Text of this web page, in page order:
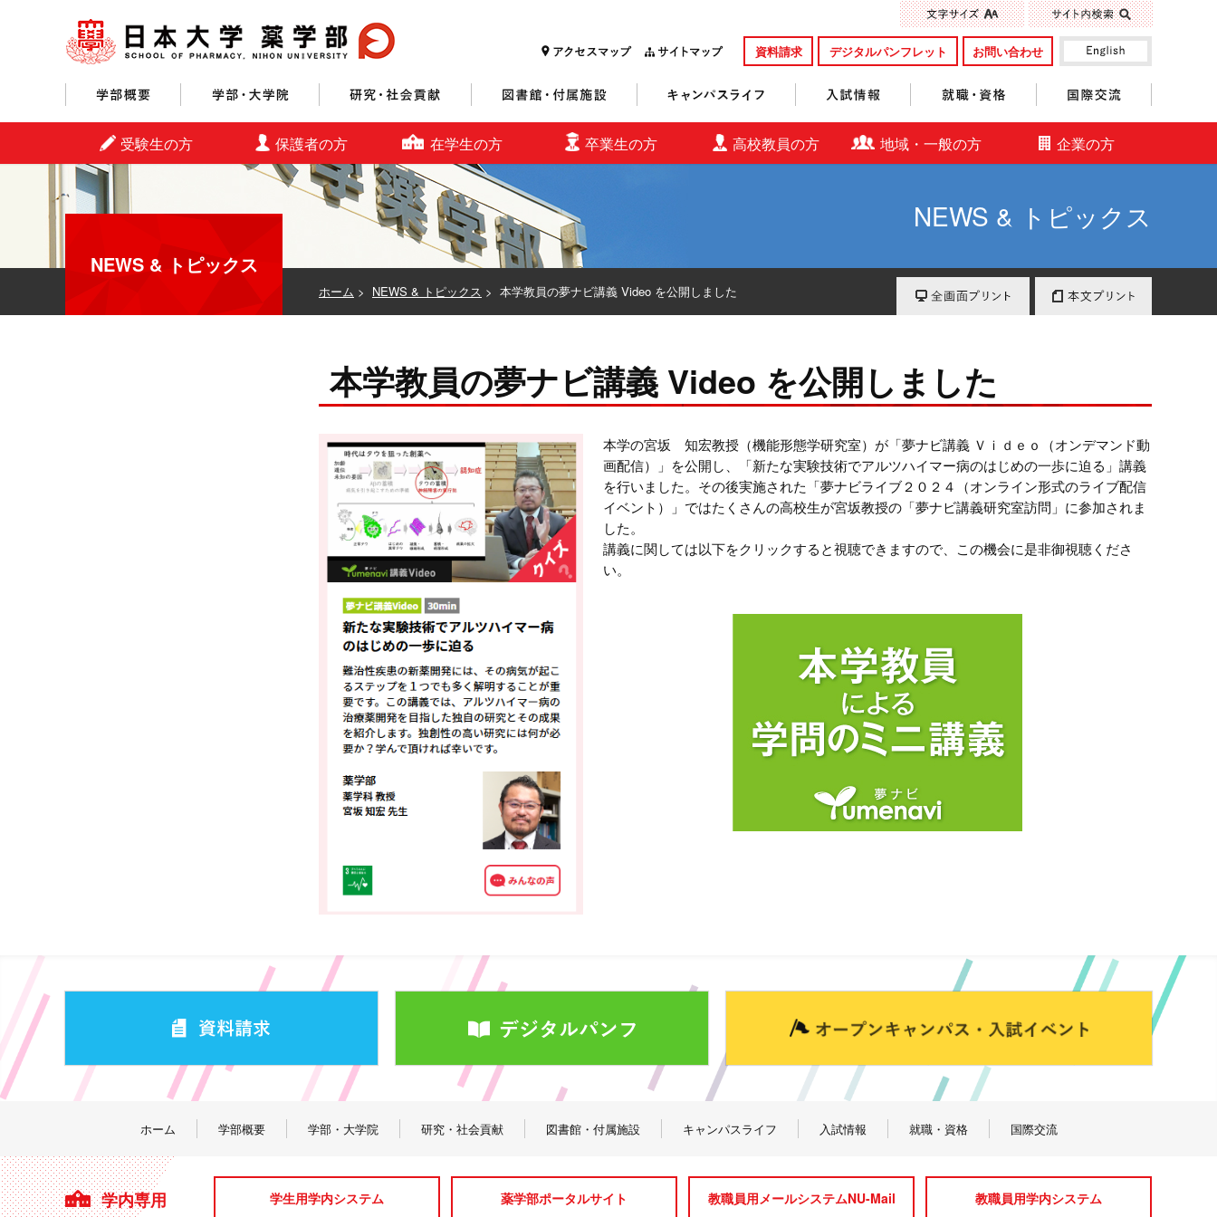
資料請求 デジタルパンフレット お問い合わせ
受験生の方 保護者の方 在学生の方 卒業生の方 高校教員の方 地域・一般の方 企業の方
NEWS & トピックス
ホーム > NEWS & トピックス > 本学教員の夢ナビ講義 Video を公開しました
本学教員の夢ナビ講義 Video を公開しました
本学の宮坂 知宏教授（機能形態学研究室）が「夢ナビ講義 Ｖｉｄｅｏ（オンデマンド動
画配信）」を公開し、「新たな実験技術でアルツハイマー病のはじめの一歩に迫る」講義
を行いました。その後実施された「夢ナビライブ２０２４（オンライン形式のライブ配信
イベント）」ではたくさんの高校生が宮坂教授の「夢ナビ講義研究室訪問」に参加されま
した。
講義に関しては以下をクリックすると視聴できますので、この機会に是非御視聴くださ
い。
NEWS & トピックス
ホーム 学部概要 学部・大学院 研究・社会貢献 図書館・付属施設 キャンパスライフ 入試情報 就職・資格 国際交流
学内専用 学生用学内システム 薬学部ポータルサイト 教職員用メールシステムNU-Mail 教職員用学内システム